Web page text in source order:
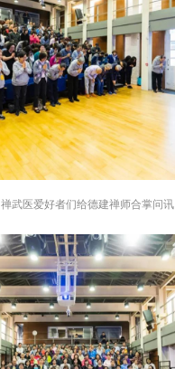
禅武医爱好者们给德建禅师合掌问讯